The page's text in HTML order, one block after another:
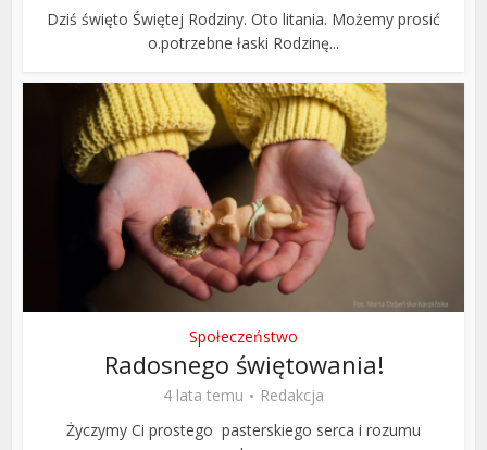
Dziś święto Świętej Rodziny. Oto litania. Możemy prosić
o.potrzebne łaski Rodzinę...
Społeczeństwo
Radosnego świętowania!
4 lata temu
Redakcja
Życzymy Ci prostego pasterskiego serca i rozumu